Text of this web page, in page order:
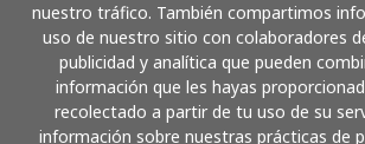
nuestro tráfico. También compartimos
uso de nuestro sitio con colaboradores
publicidad y analítica que pueden
información que les hayas
recolectado a partir de tu uso de su
información sobre nuestras prácticas de
Paga con